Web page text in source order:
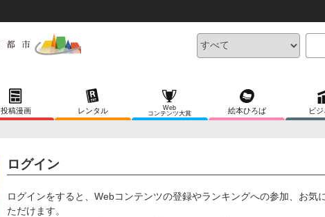
投稿漫画 レンタル
Web
コンテンツ大賞
絵本ひろば ビ
ログイン
ログインをすると、Webコンテンツの登録やランキングへの参加、お気
ただけます。